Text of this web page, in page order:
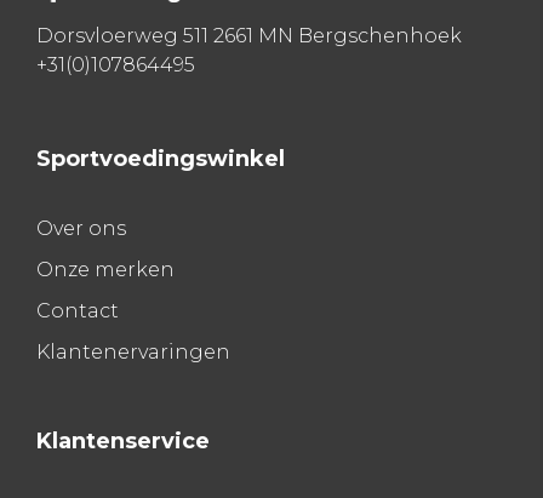
Dorsvloerweg 511 2661 MN Bergschenhoek
+31(0)107864495
Sportvoedingswinkel
Over ons
Onze merken
Contact
Klantenervaringen
Klantenservice